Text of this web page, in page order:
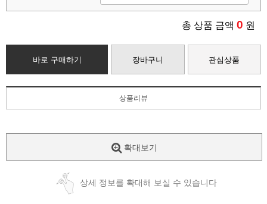
총 상품 금액 0 원
바로 구매하기 장바구니 관심상품
상품리뷰
확대보기
상세 정보를 확대해 보실 수 있습니다